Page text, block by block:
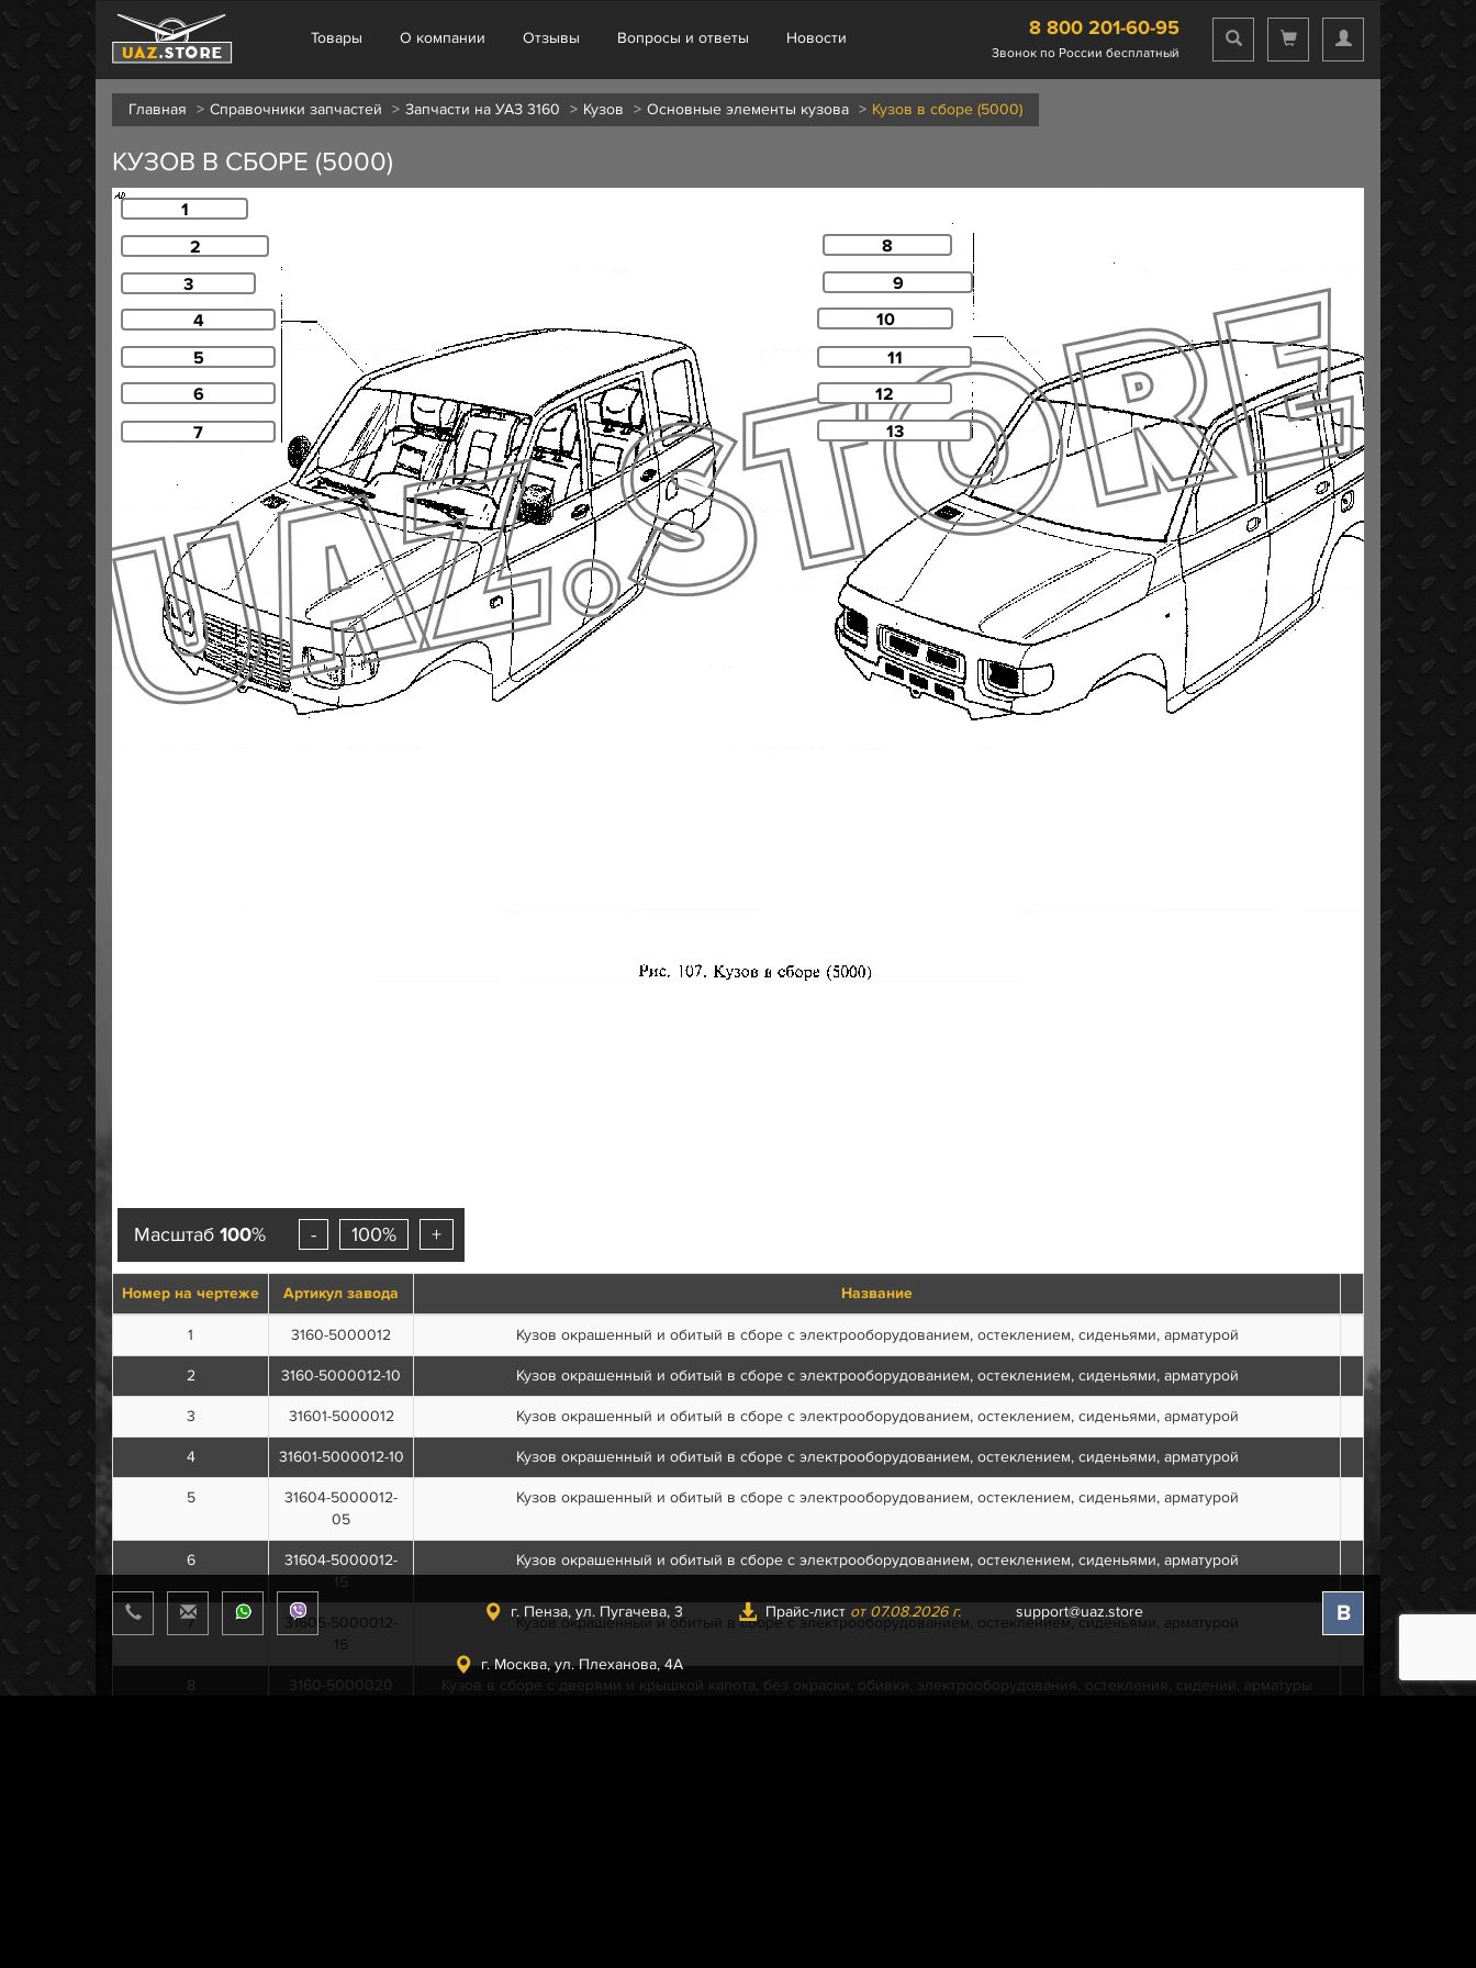
Товары О компании Отзывы Вопросы и ответы Новости 8 800 201-60-95
Звонок по России бесплатный
Главная Справочники запчастей Запчасти на УАЗ 3160 Кузов Основные элементы кузова Кузов в сборе (5000)
КУЗОВ В СБОРЕ (5000)
1
2
3
4
5
6
7
8
9
10
11
12
13
Масштаб 100% - 100% +
Номер на чертеже Артикул завода Название
1 3160-5000012 Кузов окрашенный и обитый в сборе с электрооборудованием, остеклением, сиденьями, арматурой
2 3160-5000012-10 Кузов окрашенный и обитый в сборе с электрооборудованием, остеклением, сиденьями, арматурой
3 31601-5000012 Кузов окрашенный и обитый в сборе с электрооборудованием, остеклением, сиденьями, арматурой
4 31601-5000012-10 Кузов окрашенный и обитый в сборе с электрооборудованием, остеклением, сиденьями, арматурой
5
31604-5000012-
05
Кузов окрашенный и обитый в сборе с электрооборудованием, остеклением, сиденьями, арматурой
6
31604-5000012-
15
Кузов окрашенный и обитый в сборе с электрооборудованием, остеклением, сиденьями, арматурой
7
31605-5000012-
15
Кузов окрашенный и обитый в сборе с электрооборудованием, остеклением, сиденьями, арматурой
8 3160-5000020 Кузов в сборе с дверями и крышкой капота, без окраски, обивки, электрооборудования, остекления, сидений, арматуры
г. Пенза, ул. Пугачева, 3
г. Москва, ул. Плеханова, 4А
Прайс-лист от 07.08.2026 г. support@uaz.store В